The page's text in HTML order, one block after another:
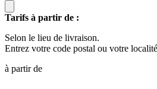
Tarifs à partir de :
Selon le lieu de livraison.
Entrez votre code postal ou votre
à partir de